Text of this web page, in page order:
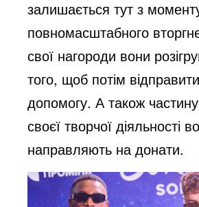
залишається тут з
повномасштабного
свої нагороди вони
того, щоб потім
допомогу. А також частину
своєї творчої діяльності
направляють на донати.